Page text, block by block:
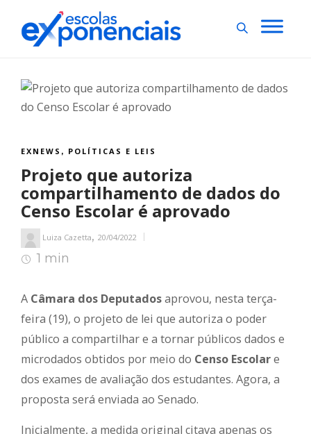
EXNEWS , POLÍTICAS E LEIS
Projeto que autoriza
compartilhamento de dados do
Censo Escolar é aprovado
Luiza Cazetta, 20/04/2022
1 min
A Câmara dos Deputadosaprovou, nesta terça-
feira (19), o projeto de lei que autoriza o poder
público a compartilhar e a tornar públicos dados e
microdados obtidos por meio do Censo Escolare
dos exames de avaliação dos estudantes. Agora, a
proposta será enviada ao Senado.
Inicialmente, a medida original citava apenas os